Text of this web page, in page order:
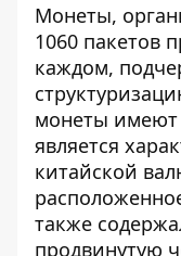
Монеты,
1060 пакетов
каждом,
монеты имеют
является
китайской
также
продвинутую